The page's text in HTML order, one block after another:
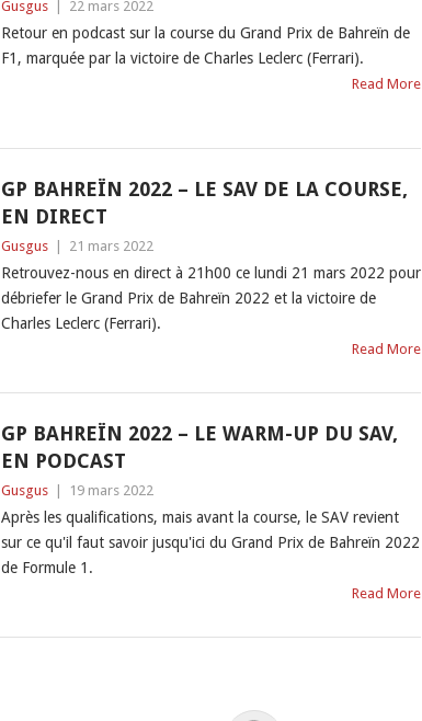
Gusgus 22 mars 2022
Retour en podcast sur la course du Grand Prix de Bahreïn de
F1, marquée par la victoire de Charles Leclerc (Ferrari).
Read More
GP BAHREÏN 2022 – LE SAV DE LA COURSE,
EN DIRECT
Gusgus 21 mars 2022
Retrouvez-nous en direct à 21h00 ce lundi 21 mars 2022 pour
débriefer le Grand Prix de Bahreïn 2022 et la victoire de
Charles Leclerc (Ferrari).
Read More
GP BAHREÏN 2022 – LE WARM-UP DU SAV,
EN PODCAST
Gusgus 19 mars 2022
Après les qualifications, mais avant la course, le SAV revient
sur ce qu'il faut savoir jusqu'ici du Grand Prix de Bahreïn 2022
de Formule 1.
Read More